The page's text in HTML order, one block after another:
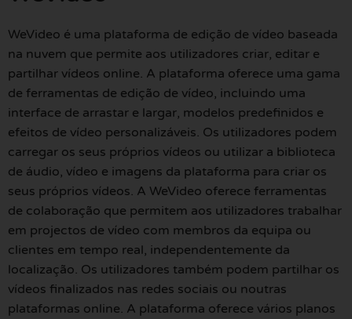
WeVideo é uma plataforma de edição de vídeo baseada
na nuvem que permite aos utilizadores criar, editar e
partilhar vídeos online. A plataforma oferece uma gama
de ferramentas de edição de vídeo, incluindo uma
interface de arrastar e largar, modelos predefinidos e
efeitos de vídeo personalizáveis. Os utilizadores podem
carregar os seus próprios vídeos ou utilizar a biblioteca
de áudio, vídeo e imagens da plataforma para criar os
seus próprios vídeos. A WeVideo oferece ferramentas
de colaboração que permitem aos utilizadores trabalhar
em projectos de vídeo com membros da equipa ou
clientes em tempo real, independentemente da
localização. Os utilizadores também podem partilhar os
vídeos finalizados nas redes sociais ou noutras
plataformas online. A plataforma oferece vários planos